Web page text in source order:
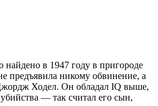
в 1947 году в пригороде
предъявила никому обвинение, а
Ходел. Он обладал IQ выше,
— так считал его сын,